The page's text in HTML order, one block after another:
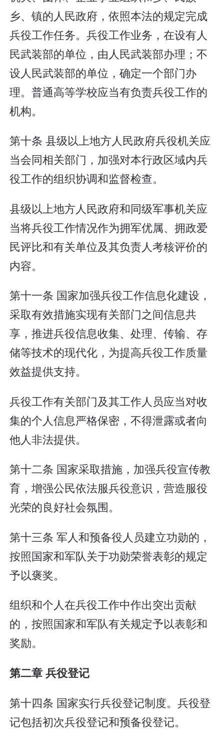
乡、镇的人民政府，依照本法的规定完成
兵役工作任务。兵役工作业务，在设有人
民武装部的单位，由人民武装部办理；不
设人民武装部的单位，确定一个部门办
理。普通高等学校应当有负责兵役工作的
机构。
第十条 县级以上地方人民政府兵役机关应
当会同相关部门，加强对本行政区域内兵
役工作的组织协调和监督检查。
县级以上地方人民政府和同级军事机关应
当将兵役工作情况作为拥军优属、拥政爱
民评比和有关单位及其负责人考核评价的
内容。
第十一条 国家加强兵役工作信息化建设，
采取有效措施实现有关部门之间信息共
享，推进兵役信息收集、处理、传输、存
储等技术的现代化，为提高兵役工作质量
效益提供支持。
兵役工作有关部门及其工作人员应当对收
集的个人信息严格保密，不得泄露或者向
他人非法提供。
第十二条 国家采取措施，加强兵役宣传教
育，增强公民依法服兵役意识，营造服役
光荣的良好社会氛围。
第十三条 军人和预备役人员建立功勋的，
按照国家和军队关于功勋荣誉表彰的规定
予以褒奖。
组织和个人在兵役工作中作出突出贡献
的，按照国家和军队有关规定予以表彰和
奖励。
第二章 兵役登记
第十四条 国家实行兵役登记制度。兵役登
记包括初次兵役登记和预备役登记。